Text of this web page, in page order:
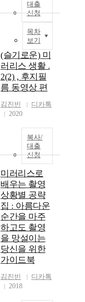
대출
신청
목차
보기
(슬기로운) 미
러리스 생활 .
2(2) , 후지필
름 동영상 편
김진빈
디카톡
2020
복사/
대출
신청
미러리스로
배우는 촬영
상황별 공략
집 : 아름다운
순간을 마주
하고도 촬영
을 망설이는
당신을 위한
가이드북
김진빈
디카톡
2018